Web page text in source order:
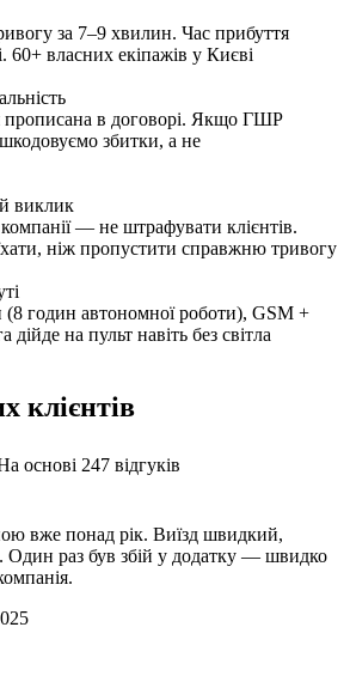
за 7–9 хвилин. Час прибуття
60+ власних екіпажів у Києві
прописана в договорі. Якщо ГШР
збитки, а не
виклик
— не штрафувати клієнтів.
ніж пропустити справжню тривогу
(8 годин автономної роботи), GSM +
на пульт навіть без світла
клієнтів
основі 247 відгуків
вже понад рік. Виїзд швидкий,
Один раз був збій у додатку — швидко